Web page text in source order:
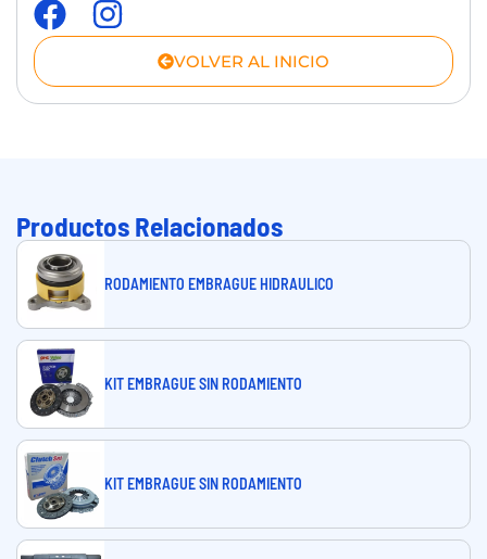
VOLVER AL INICIO
Productos Relacionados
RODAMIENTO EMBRAGUE HIDRAULICO
KIT EMBRAGUE SIN RODAMIENTO
KIT EMBRAGUE SIN RODAMIENTO